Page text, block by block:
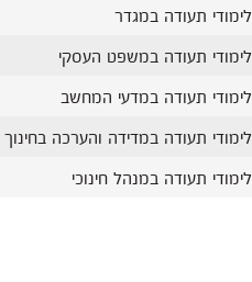
לימודי תעודה במגדר
לימודי תעודה במשפט העסקי
לימודי תעודה במדעי המחשב
לימודי תעודה במדידה והערכה בחינוך
לימודי תעודה במנהל חינוכי